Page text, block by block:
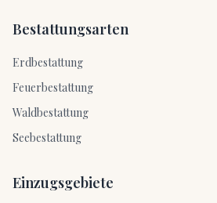
Bestattungsarten
Erdbestattung
Feuerbestattung
Waldbestattung
Seebestattung
Einzugsgebiete